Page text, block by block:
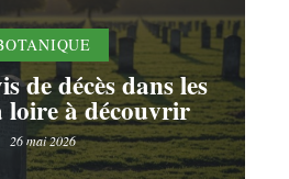
de décès dans les
loire à découvrir
26 mai 2026